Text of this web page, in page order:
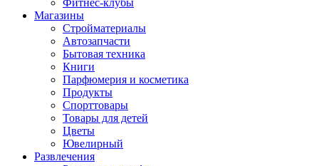
Фитнес-клубы
Магазины
Стройматериалы
Автозапчасти
Бытовая техника
Книги
Парфюмерия и косметика
Продукты
Спорттовары
Товары для детей
Цветы
Ювелирный
Развлечения